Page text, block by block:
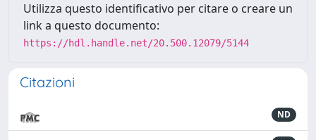
Utilizza questo identificativo per citare o creare un
link a questo documento:
https://hdl.handle.net/20.500.12079/5144
Citazioni
ND